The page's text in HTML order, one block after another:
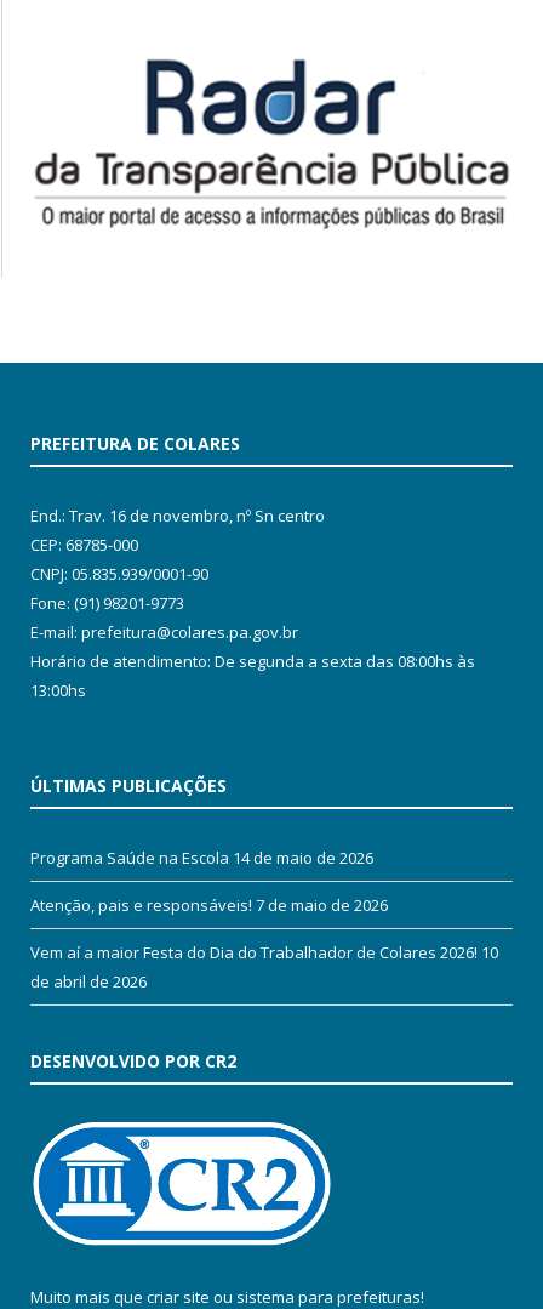
PREFEITURA DE COLARES
End.: Trav. 16 de novembro, nº Sn centro
CEP: 68785-000
CNPJ: 05.835.939/0001-90
Fone: (91) 98201-9773
E-mail: prefeitura@colares.pa.gov.br
Horário de atendimento: De segunda a sexta das 08:00hs às
13:00hs
ÚLTIMAS PUBLICAÇÕES
Programa Saúde na Escola 14 de maio de 2026
Atenção, pais e responsáveis! 7 de maio de 2026
Vem aí a maior Festa do Dia do Trabalhador de Colares 2026! 10
de abril de 2026
DESENVOLVIDO POR CR2
Muito mais que criar site ou sistema para prefeituras!